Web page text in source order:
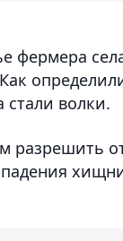
фермера
волки.
разрешить